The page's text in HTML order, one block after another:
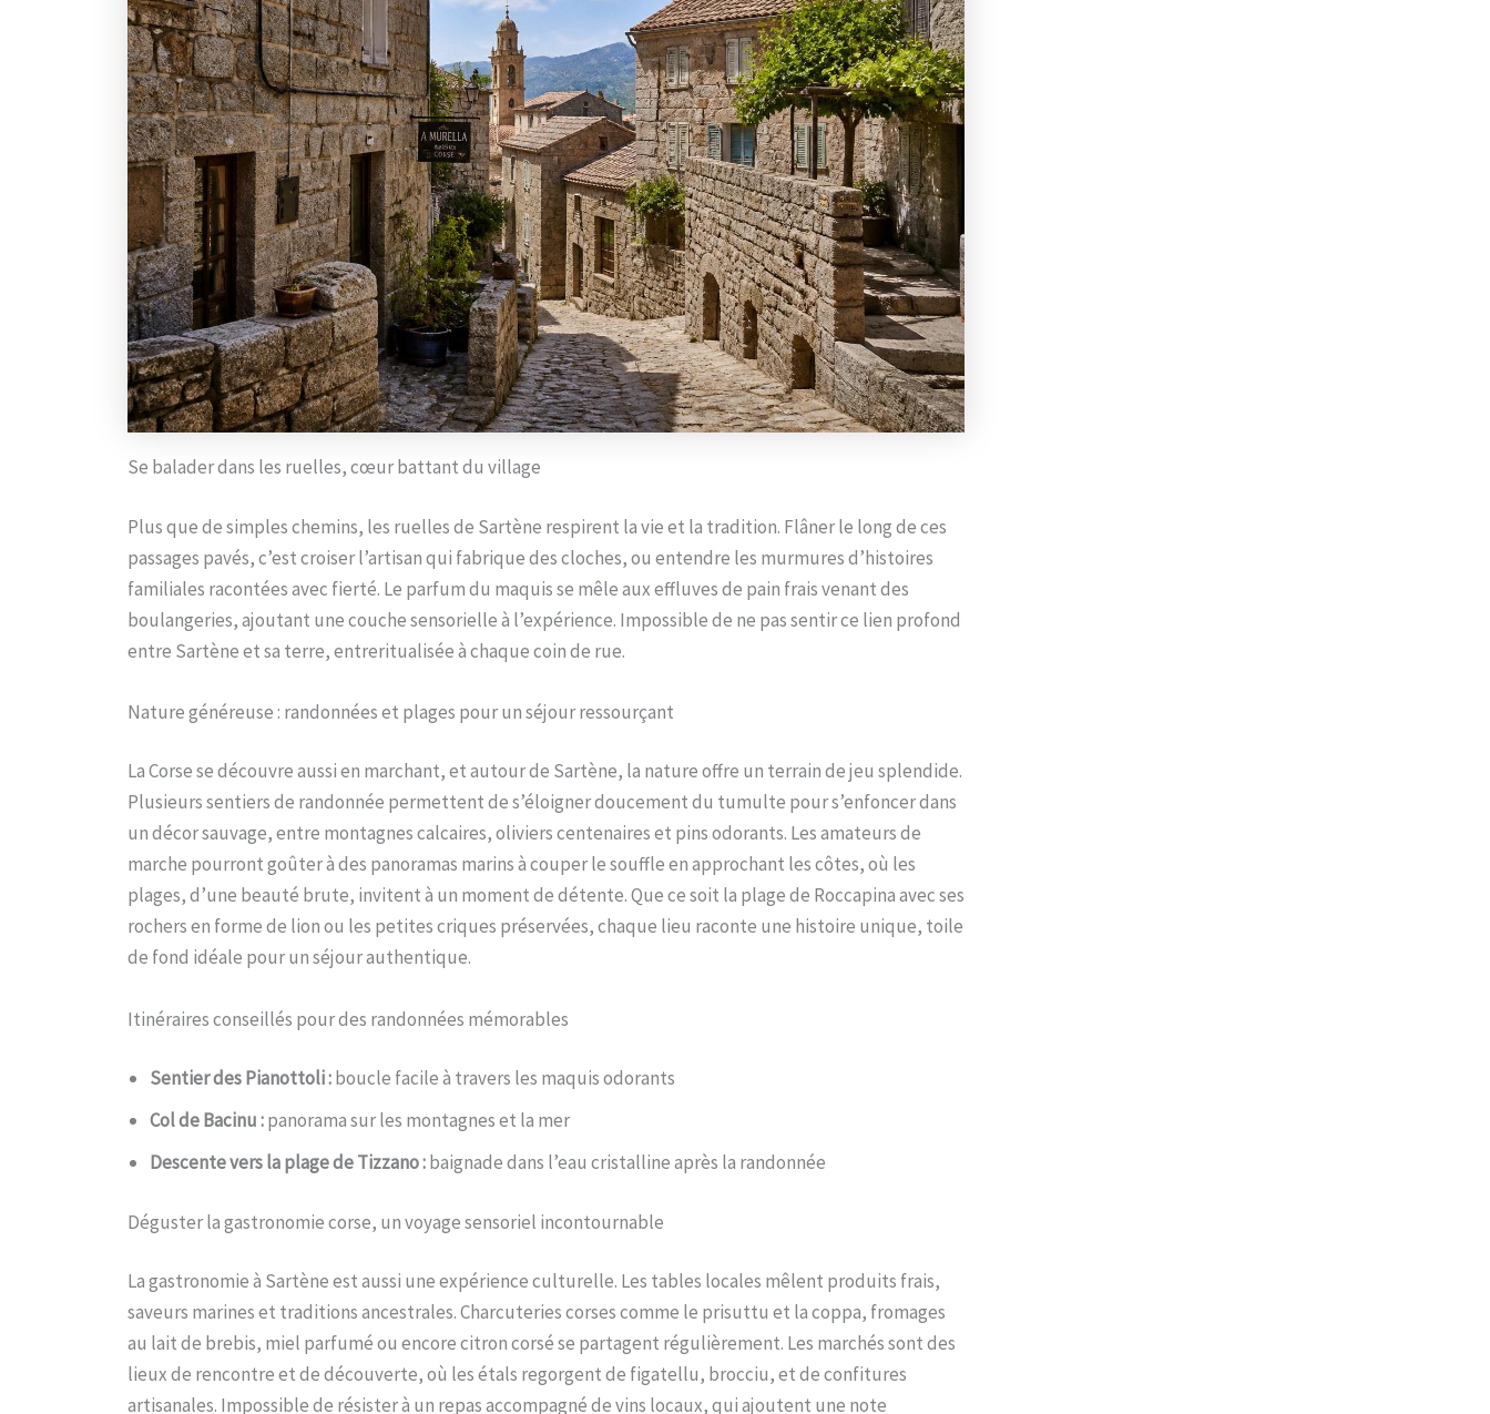
Se balader dans les ruelles, cœur battant du village
Plus que de simples chemins, les ruelles de Sartène respirent la vie et la tradition. Flâner le long de ces
passages pavés, c’est croiser l’artisan qui fabrique des cloches, ou entendre les murmures d’histoires
familiales racontées avec fierté. Le parfum du maquis se mêle aux effluves de pain frais venant des
boulangeries, ajoutant une couche sensorielle à l’expérience. Impossible de ne pas sentir ce lien profond
entre Sartène et sa terre, entreritualisée à chaque coin de rue.
Nature généreuse : randonnées et plages pour un séjour ressourçant
La Corse se découvre aussi en marchant, et autour de Sartène, la nature offre un terrain de jeu splendide.
Plusieurs sentiers de randonnée permettent de s’éloigner doucement du tumulte pour s’enfoncer dans
un décor sauvage, entre montagnes calcaires, oliviers centenaires et pins odorants. Les amateurs de
marche pourront goûter à des panoramas marins à couper le souffle en approchant les côtes, où les
plages, d’une beauté brute, invitent à un moment de détente. Que ce soit la plage de Roccapina avec ses
rochers en forme de lion ou les petites criques préservées, chaque lieu raconte une histoire unique, toile
de fond idéale pour un séjour authentique.
Itinéraires conseillés pour des randonnées mémorables
Sentier des Pianottoli :boucle facile à travers les maquis odorants
Col de Bacinu :panorama sur les montagnes et la mer
Descente vers la plage de Tizzano :baignade dans l’eau cristalline après la randonnée
Déguster la gastronomie corse, un voyage sensoriel incontournable
La gastronomie à Sartène est aussi une expérience culturelle. Les tables locales mêlent produits frais,
saveurs marines et traditions ancestrales. Charcuteries corses comme le prisuttu et la coppa, fromages
au lait de brebis, miel parfumé ou encore citron corsé se partagent régulièrement. Les marchés sont des
lieux de rencontre et de découverte, où les étals regorgent de figatellu, brocciu, et de confitures
artisanales. Impossible de résister à un repas accompagné de vins locaux, qui ajoutent une note